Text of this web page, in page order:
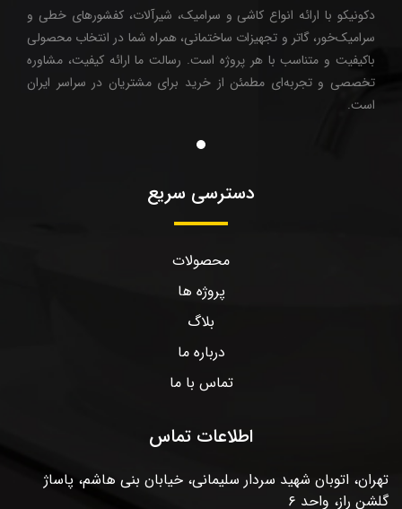
دکونیکو با ارائه انواع کاشی و سرامیک، شیرآلات، کفشورهای خطی و
سرامیک‌خور، گاتر و تجهیزات ساختمانی، همراه شما در انتخاب محصولی
باکیفیت و متناسب با هر پروژه است. رسالت ما ارائه کیفیت، مشاوره
تخصصی و تجربه‌ای مطمئن از خرید برای مشتریان در سراسر ایران
است.
دسترسی سریع
محصولات
پروژه ها
بلاگ
درباره ما
تماس با ما
اطلاعات تماس
تهران، اتوبان شهید سردار سلیمانی، خیابان بنی هاشم، پاساژ
گلشن راز، واحد ۶